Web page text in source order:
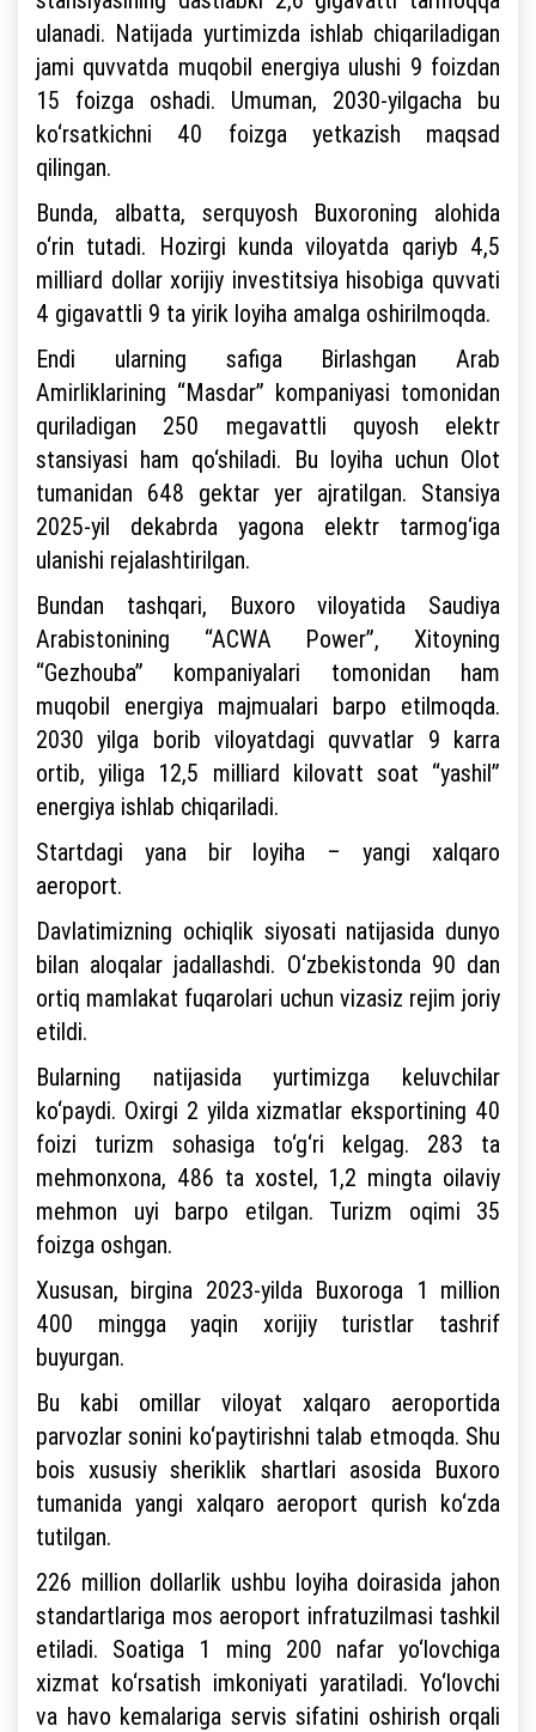
ulanadi. Natijada yurtimizda ishlab chiqariladigan
jami quvvatda muqobil energiya ulushi 9 foizdan
15 foizga oshadi. Umuman, 2030-yilgacha bu
ko‘rsatkichni 40 foizga yetkazish maqsad
qilingan.
Bunda, albatta, serquyosh Buxoroning alohida
o‘rin tutadi. Hozirgi kunda viloyatda qariyb 4,5
milliard dollar xorijiy investitsiya hisobiga quvvati
4 gigavattli 9 ta yirik loyiha amalga oshirilmoqda.
Endi ularning safiga Birlashgan Arab
Amirliklarining “Masdar” kompaniyasi tomonidan
quriladigan 250 megavattli quyosh elektr
stansiyasi ham qo‘shiladi. Bu loyiha uchun Olot
tumanidan 648 gektar yer ajratilgan. Stansiya
2025-yil dekabrda yagona elektr tarmog‘iga
ulanishi rejalashtirilgan.
Bundan tashqari, Buxoro viloyatida Saudiya
Arabistonining “ACWA Power”, Xitoyning
“Gezhouba” kompaniyalari tomonidan ham
muqobil energiya majmualari barpo etilmoqda.
2030 yilga borib viloyatdagi quvvatlar 9 karra
ortib, yiliga 12,5 milliard kilovatt soat “yashil”
energiya ishlab chiqariladi.
Startdagi yana bir loyiha – yangi xalqaro
aeroport.
Davlatimizning ochiqlik siyosati natijasida dunyo
bilan aloqalar jadallashdi. O‘zbekistonda 90 dan
ortiq mamlakat fuqarolari uchun vizasiz rejim joriy
etildi.
Bularning natijasida yurtimizga keluvchilar
ko‘paydi. Oxirgi 2 yilda xizmatlar eksportining 40
foizi turizm sohasiga to‘g‘ri kelgag. 283 ta
mehmonxona, 486 ta xostel, 1,2 mingta oilaviy
mehmon uyi barpo etilgan. Turizm oqimi 35
foizga oshgan.
Xususan, birgina 2023-yilda Buxoroga 1 million
400 mingga yaqin xorijiy turistlar tashrif
buyurgan.
Bu kabi omillar viloyat xalqaro aeroportida
parvozlar sonini ko‘paytirishni talab etmoqda. Shu
bois xususiy sheriklik shartlari asosida Buxoro
tumanida yangi xalqaro aeroport qurish ko‘zda
tutilgan.
226 million dollarlik ushbu loyiha doirasida jahon
standartlariga mos aeroport infratuzilmasi tashkil
etiladi. Soatiga 1 ming 200 nafar yo‘lovchiga
xizmat ko‘rsatish imkoniyati yaratiladi. Yo‘lovchi
va havo kemalariga servis sifatini oshirish orqali